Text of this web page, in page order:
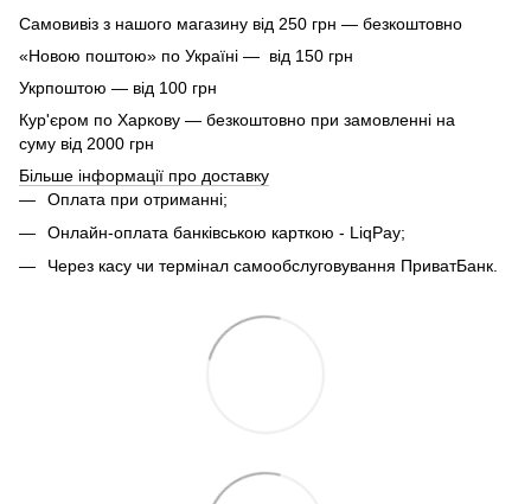
Самовивіз з нашого магазину від 250 грн — безкоштовно
«Новою поштою» по Україні — від 150 грн
Укрпоштою — від 100 грн
Кур'єром по Харкову — безкоштовно при замовленні на
суму від 2000 грн
Більше інформації про доставку
Оплата при отриманні;
Онлайн-оплата банківською карткою - LiqPay;
Через касу чи термінал самообслуговування ПриватБанк.